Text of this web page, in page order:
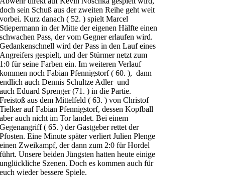
doch sein Schuß aus der zweiten Reihe geht weit
vorbei. Kurz danach ( 52. ) spielt Marcel
Stiepermann in der Mitte der eigenen Hälfte einen
schwachen Pass, der vom Gegner erlaufen wird.
Gedankenschnell wird der Pass in den Lauf eines
Angreifers gespielt, und der Stürmer netzt zum
1:0 für seine Farben ein. Im weiteren Verlauf
kommen noch Fabian Pfennigstorf ( 60. ), dann
endlich auch Dennis Schultze Adler und
auch Eduard Sprenger (71. ) in die Partie.
Freistoß aus dem Mittelfeld ( 63. ) von Christof
Tielker auf Fabian Pfennigstorf, dessen Kopfball
aber auch nicht im Tor landet. Bei einem
Gegenangriff ( 65. ) der Gastgeber rettet der
Pfosten. Eine Minute später verliert Julien Plenge
einen Zweikampf, der dann zum 2:0 für Hordel
führt. Unsere beiden Jüngsten hatten heute einige
unglückliche Szenen. Doch es kommen auch für
euch wieder bessere Spiele.